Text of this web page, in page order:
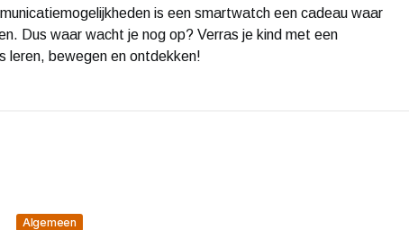
is een smartwatch een cadeau waar
Dus waar wacht je nog op? Verras je kind met een
leren, bewegen en ontdekken!
Algemeen